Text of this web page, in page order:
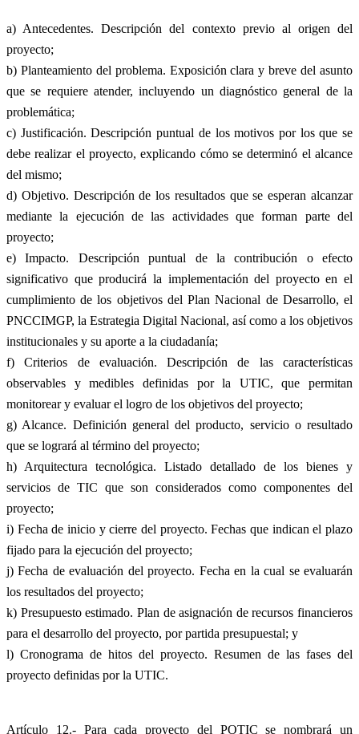
a) Antecedentes. Descripción del contexto previo al origen del
proyecto;
b) Planteamiento del problema. Exposición clara y breve del asunto
que se requiere atender, incluyendo un diagnóstico general de la
problemática;
c) Justificación. Descripción puntual de los motivos por los que se
debe realizar el proyecto, explicando cómo se determinó el alcance
del mismo;
d) Objetivo. Descripción de los resultados que se esperan alcanzar
mediante la ejecución de las actividades que forman parte del
proyecto;
e) Impacto. Descripción puntual de la contribución o efecto
significativo que producirá la implementación del proyecto en el
cumplimiento de los objetivos del Plan Nacional de Desarrollo, el
PNCCIMGP, la Estrategia Digital Nacional, así como a los objetivos
institucionales y su aporte a la ciudadanía;
f) Criterios de evaluación. Descripción de las características
observables y medibles definidas por la UTIC, que permitan
monitorear y evaluar el logro de los objetivos del proyecto;
g) Alcance. Definición general del producto, servicio o resultado
que se logrará al término del proyecto;
h) Arquitectura tecnológica. Listado detallado de los bienes y
servicios de TIC que son considerados como componentes del
proyecto;
i) Fecha de inicio y cierre del proyecto. Fechas que indican el plazo
fijado para la ejecución del proyecto;
j) Fecha de evaluación del proyecto. Fecha en la cual se evaluarán
los resultados del proyecto;
k) Presupuesto estimado. Plan de asignación de recursos financieros
para el desarrollo del proyecto, por partida presupuestal; y
l) Cronograma de hitos del proyecto. Resumen de las fases del
proyecto definidas por la UTIC.
Artículo 12.- Para cada proyecto del POTIC se nombrará un